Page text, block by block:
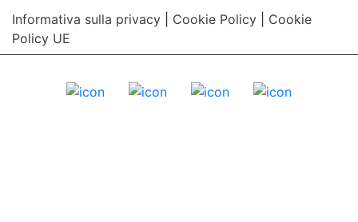
Informativa sulla privacy
Cookie Policy
Cookie
Policy UE